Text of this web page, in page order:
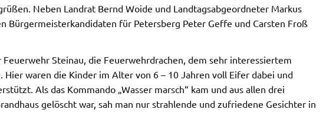
Neben Landrat Bernd Woide und Landtagsabgeordneter Markus
Bürgermeisterkandidaten für Petersberg Peter Geffe und Carsten Froß
Steinau, die Feuerwehrdrachen, dem sehr interessiertem
waren die Kinder im Alter von 6 – 10 Jahren voll Eifer dabei und
Als das Kommando „Wasser marsch“ kam und aus allen drei
gelöscht war, sah man nur strahlende und zufriedene Gesichter in